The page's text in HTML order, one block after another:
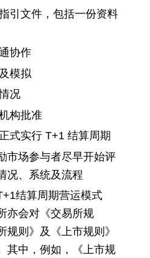
引文件，包括一份资料
协作
模拟
况
构批准
式实行 T+1 结算周期
市场参与者尽早开始评
况、系统及流程
结算周期营运模式
亦会对《交易所规
规则》及《上市规则》
其中，例如，《上市规